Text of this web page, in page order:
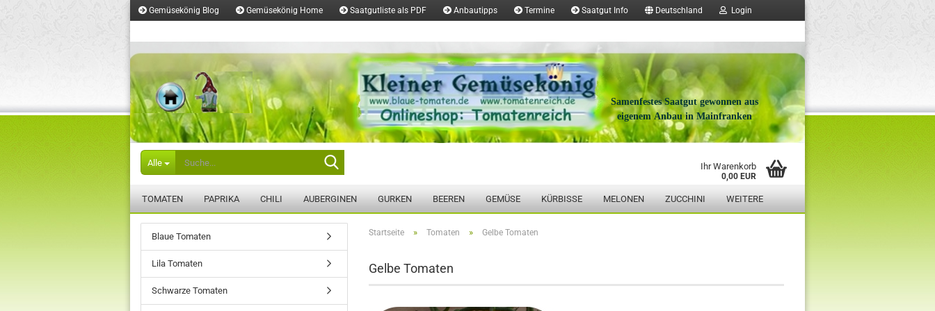
Gemüsekönig Blog Gemüsekönig Home Saatgutliste als PDF Anbautipps Termine Saatgut Info Deutschland Login
Alle
Samenfestes Saatgut gewonnen aus
eigenem Anbau in Mainfranken
Ihr Warenkorb
0,00 EUR
TOMATEN PAPRIKA CHILI AUBERGINEN GURKEN BEEREN GEMÜSE KÜRBISSE MELONEN ZUCCHINI WEITERE
Startseite » Tomaten » Gelbe Tomaten
Gelbe Tomaten
Blaue Tomaten
Lila Tomaten
Schwarze Tomaten